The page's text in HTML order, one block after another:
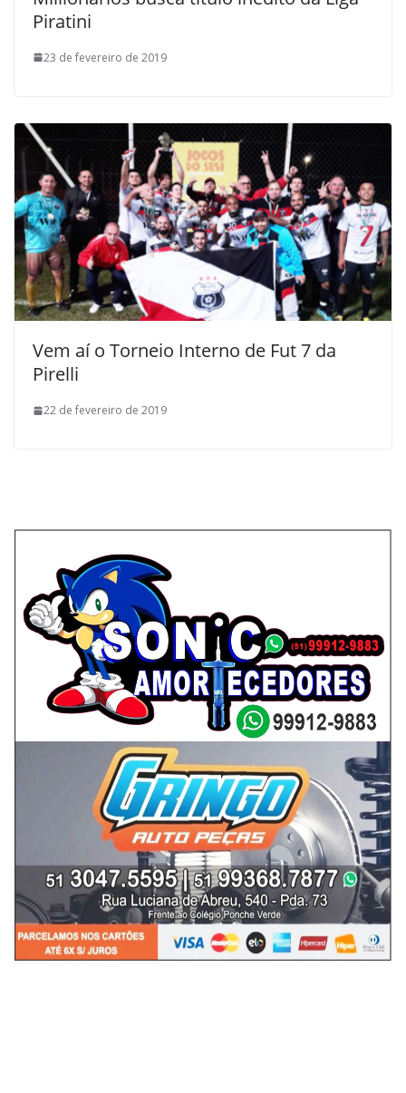
Piratini
23 de fevereiro de 2019
Vem aí o Torneio Interno de Fut 7 da
Pirelli
22 de fevereiro de 2019